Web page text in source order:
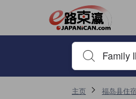
输入住宿名或关
主页 福岛县住